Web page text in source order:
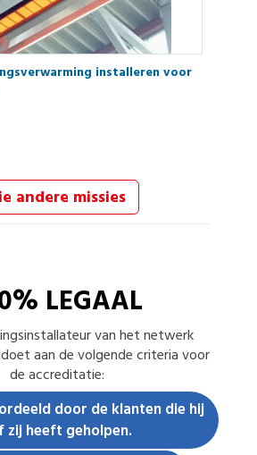
installeren voor
andere missies
LEGAAL
van het netwerk
aan de volgende criteria voor
de accreditatie:
door de klanten die hij
zij heeft geholpen.